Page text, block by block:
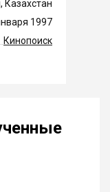
1997
Кинопоиск